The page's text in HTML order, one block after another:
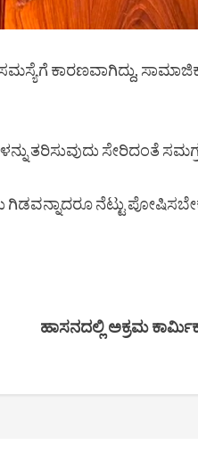
ಕಾರಣವಾಗಿದ್ದು,
ತರಿಸುವುದು ಸೇರಿದಂತೆ
ಗಿಡವನ್ನಾದರೂ ನೆಟ್ಟು
ಹಾಸನದಲ್ಲಿ ಅಕ್ರಮ